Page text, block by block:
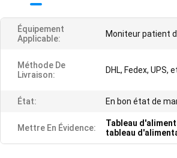
Équipement
Applicable:
Moniteur patient
Méthode De
Livraison:
DHL, Fedex, UPS,
État: En bon état de
Mettre En Évidence: Tableau
tableau